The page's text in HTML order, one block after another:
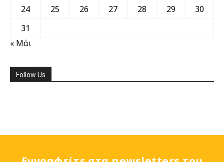
24
25 26 27 28 29
30
31
« Μάι
Follow Us